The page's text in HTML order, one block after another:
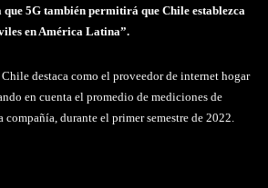
5G también permitirá que Chile establezca
en América Latina”.
destaca como el proveedor de internet hogar
en cuenta el promedio de mediciones de
durante el primer semestre de 2022.